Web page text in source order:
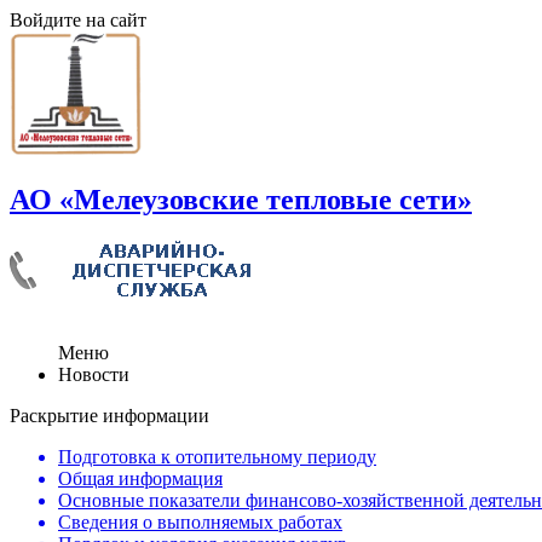
Войдите на сайт
АО «Мелеузовские тепловые сети»
Меню
Новости
Раскрытие информации
Подготовка к отопительному периоду
Общая информация
Основные показатели финансово-хозяйственной
Сведения о выполняемых работах